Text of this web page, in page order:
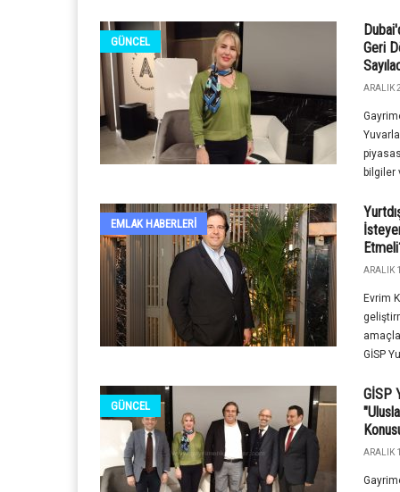
GÜNCEL
Geri
ARALIK
bilgiler
EMLAK HABERLERI
ARALIK
Evrim
GİSP
GÜNCEL
GİSP
ARALIK